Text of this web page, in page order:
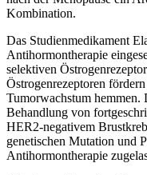
Kombination.
Das Studienmedikament
Antihormontherapie
selektiven
Östrogenrezeptoren
Tumorwachstum hemmen.
Behandlung von
HER2-negativem
genetischen Mutation und
Antihormontherapie